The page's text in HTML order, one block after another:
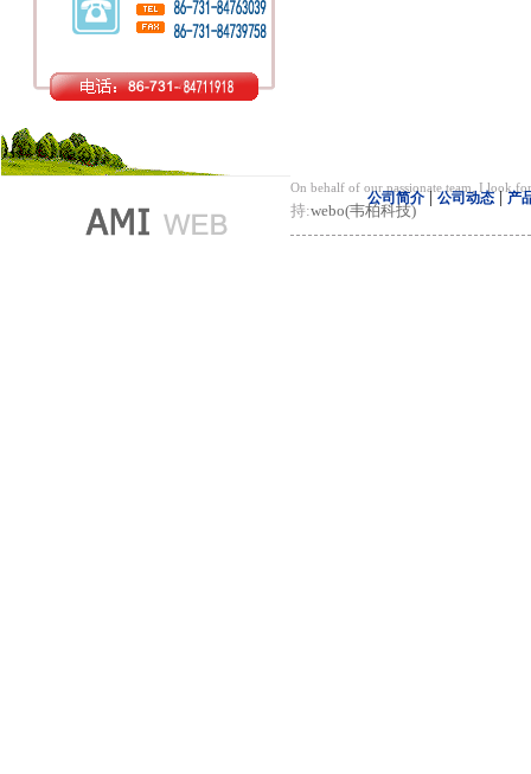
公司简介|公司动态|产
On behalf of our passionate team, I look
持:webo(韦柏科技)